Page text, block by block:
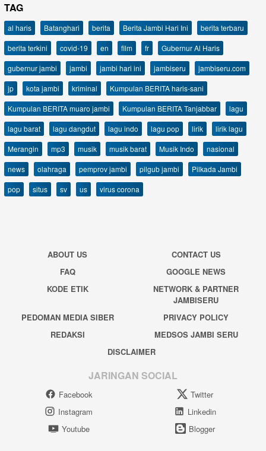
TAG
al haris Batanghari berita Berita Jambi Hari Ini
berita terbaru
berita terkini
covid-19 en film fr
Gubernur Al Haris
gubernur jambi
jambi jambi hari ini jambiseru
jambiseru.com
jp
kota jambi kriminal
Kumpulan BERITA haris-sani
Kumpulan BERITA muaro jambi
Kumpulan BERITA Tanjabbar
lagu
lagu barat
lagu dangdut lagu indo lagu pop lirik
lirik lagu
Merangin
mp3 musik musik barat Musik Indo
nasional
news
olahraga pemprov jambi pilgub jambi
Pilkada Jambi
pop
situs sv us virus corona
ABOUT US
CONTACT US
FAQ
GOOGLE NEWS
KODE ETIK
NETWORK & PARTNER
JAMBISERU
PEDOMAN MEDIA SIBER
PRIVACY POLICY
REDAKSI
MEDSOS JAMBI SERU
DISCLAIMER
JARINGAN SOCIAL
Facebook
Twitter
Instagram
Linkedin
Youtube
Blogger